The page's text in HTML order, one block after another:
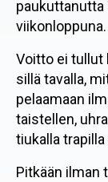
paukuttanutta
viikonloppuna.
Voitto ei tullut
sillä tavalla,
pelaamaan
taistellen,
tiukalla
Pitkään ilman